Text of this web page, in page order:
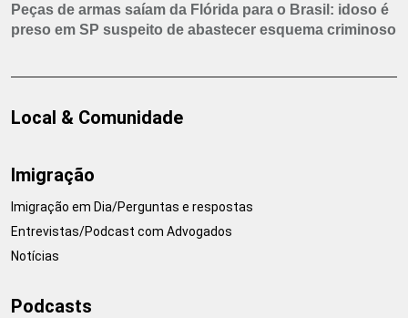
Peças de armas saíam da Flórida para o Brasil: idoso é
preso em SP suspeito de abastecer esquema criminoso
Local & Comunidade
Imigração
Imigração em Dia/Perguntas e respostas
Entrevistas/Podcast com Advogados
Notícias
Podcasts